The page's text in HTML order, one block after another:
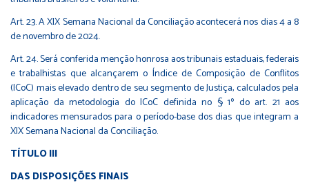
Art. 23. A XIX Semana Nacional da Conciliação acontecerá nos dias 4 a 8
de novembro de 2024.
Art. 24. Será conferida menção honrosa aos tribunais estaduais, federais
e trabalhistas que alcançarem o Índice de Composição de Conflitos
(ICoC) mais elevado dentro de seu segmento de Justiça, calculados pela
aplicação da metodologia do ICoC definida no § 1º do art. 21 aos
indicadores mensurados para o período-base dos dias que integram a
XIX Semana Nacional da Conciliação.
TÍTULO III
DAS DISPOSIÇÕES FINAIS